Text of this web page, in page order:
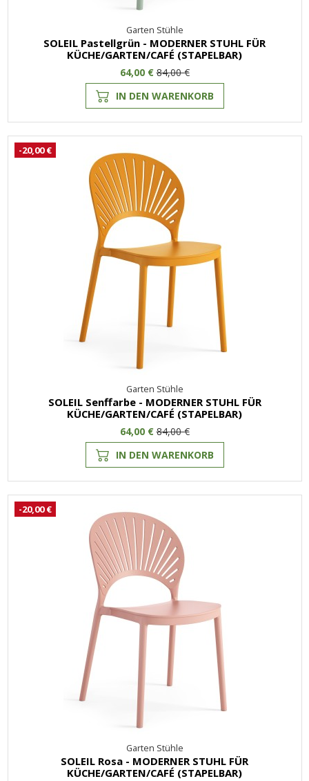
Garten Stühle
SOLEIL Pastellgrün - MODERNER STUHL FÜR
KÜCHE/GARTEN/CAFÉ (STAPELBAR)
64,00 €84,00 €
IN DEN WARENKORB
-20,00 €
Garten Stühle
SOLEIL Senffarbe - MODERNER STUHL FÜR
KÜCHE/GARTEN/CAFÉ (STAPELBAR)
64,00 €84,00 €
IN DEN WARENKORB
-20,00 €
Garten Stühle
SOLEIL Rosa - MODERNER STUHL FÜR
KÜCHE/GARTEN/CAFÉ (STAPELBAR)